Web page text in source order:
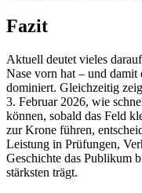
Fazit
Aktuell deutet vieles
Nase vorn hat – und
dominiert. Gleichzeitig
3. Februar 2026, wie
können, sobald das Feld
zur Krone führen,
Leistung in Prüfungen,
Geschichte das Publikum
stärksten trägt.